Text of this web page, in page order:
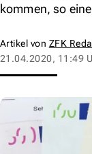
kommen, so
Artikel von ZFK
21.04.2020, 11:49